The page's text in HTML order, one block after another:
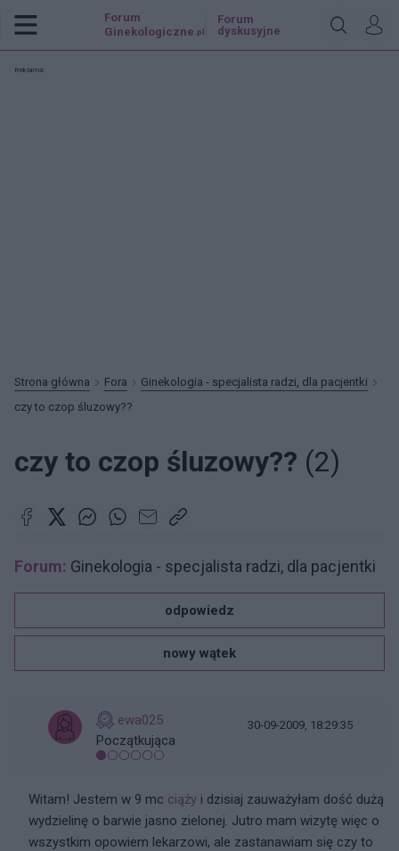
Forum
Ginekologiczne .pl
Forum
dyskusyjne
Reklama:
Strona główna Fora
Ginekologia - specjalista radzi, dla pacjentki
czy to czop śluzowy??
czy to czop śluzowy?? (2)
Forum: Ginekologia - specjalista radzi, dla pacjentki
odpowiedz
nowy wątek
ewa025
Początkująca
30-09-2009, 18:29:35
Witam! Jestem w 9 mc ciąży i dzisiaj zauważyłam dość dużą
wydzielinę o barwie jasno zielonej. Jutro mam wizytę więc o
wszystkim opowiem lekarzowi, ale zastanawiam się czy to